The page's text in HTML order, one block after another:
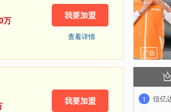
万 我要加盟
查看详情
我要加盟
广告
1 信亿